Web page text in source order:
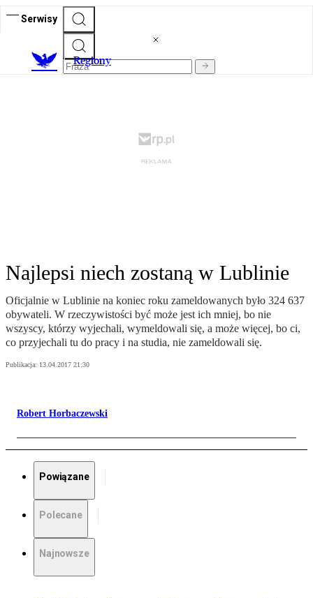
Serwisy
Regiony
Najlepsi niech zostaną w Lublinie
Oficjalnie w Lublinie na koniec roku zameldowanych było 324 637
obywateli. W rzeczywistości być może jest ich mniej, bo nie
wszyscy, którzy wyjechali, wymeldowali się, a może więcej, bo ci,
co przyjechali tu do pracy i na studia, nie zameldowali się.
Publikacja: 13.04.2017 21:30
Robert Horbaczewski
Powiązane
Polecane
Najnowsze